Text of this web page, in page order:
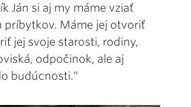
Ján si aj my máme vziať
príbytkov. Máme jej otvoriť
jej svoje starosti, rodiny,
odpočinok, ale aj
budúcnosti.“